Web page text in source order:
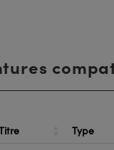
Type